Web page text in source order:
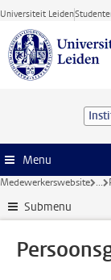
Ga direct naar de
Universiteit Leiden
Menu
Medewerkerswebsite ...
Submenu